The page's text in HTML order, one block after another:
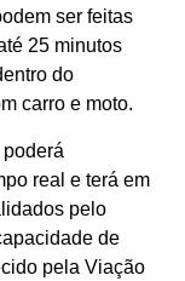
ser feitas
25 minutos
do
carro e moto.
real e terá em
pelo
de
pela Viação